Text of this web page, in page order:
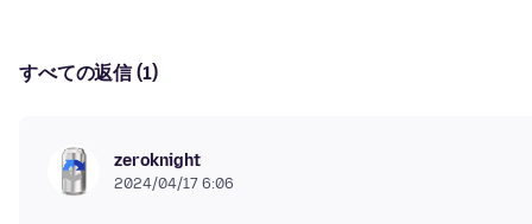
すべての返信 (1)
zeroknight
2024/04/17 6:06